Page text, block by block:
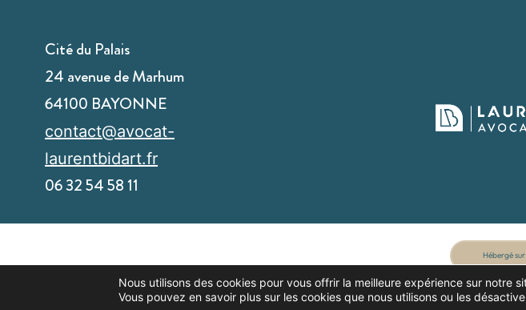
Cité du Palais
24 avenue de Marhum
64100 BAYONNE
contact@avocat-
laurentbidart.fr
06 32 54 58 11
Hébergé
Un site fait
Nous utilisons des cookies pour vous offrir la meilleure expérience sur notre
Vous pouvez en savoir plus sur les cookies que nous utilisons ou les